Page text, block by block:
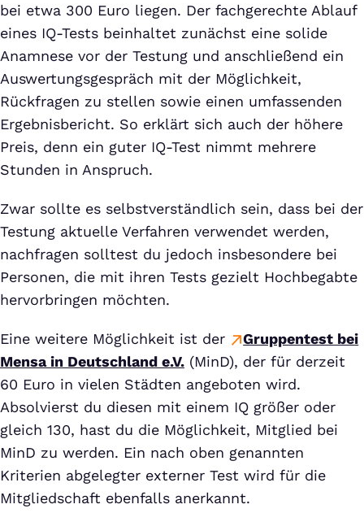
bei etwa 300 Euro liegen. Der fachgerechte Ablauf
eines IQ-Tests beinhaltet zunächst eine solide
Anamnese vor der Testung und anschließend ein
Auswertungsgespräch mit der Möglichkeit,
Rückfragen zu stellen sowie einen umfassenden
Ergebnisbericht. So erklärt sich auch der höhere
Preis, denn ein guter IQ-Test nimmt mehrere
Stunden in Anspruch.
Zwar sollte es selbstverständlich sein, dass bei der
Testung aktuelle Verfahren verwendet werden,
nachfragen solltest du jedoch insbesondere bei
Personen, die mit ihren Tests gezielt Hochbegabte
hervorbringen möchten.
Eine weitere Möglichkeit ist der
Gruppentest bei
Mensa in Deutschland e.V. (MinD), der für derzeit
60 Euro in vielen Städten angeboten wird.
Absolvierst du diesen mit einem IQ größer oder
gleich 130, hast du die Möglichkeit, Mitglied bei
MinD zu werden. Ein nach oben genannten
Kriterien abgelegter externer Test wird für die
Mitgliedschaft ebenfalls anerkannt.